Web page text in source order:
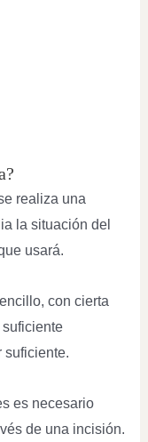
realiza una
la situación del
usará.
con cierta
suficiente.
es necesario
de una incisión.